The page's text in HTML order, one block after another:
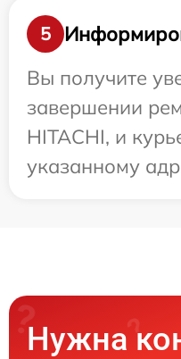
5
Вы получите
завершении
HITACHI, и
указанному
Нужна